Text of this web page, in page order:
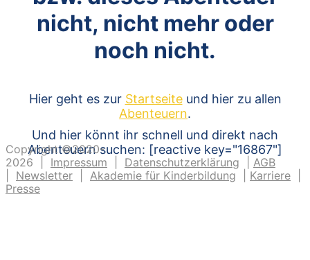
nicht, nicht mehr oder
noch nicht.
Hier geht es zur Startseiteund hier zu allen
Abenteuern.
Und hier könnt ihr schnell und direkt nach
Abenteuern suchen: [reactive key="16867"]
Copyright ©2020-
2026 | Impressum Datenschutzerklärung
AGB
Newsletter Akademie für Kinderbildung Karriere
Presse